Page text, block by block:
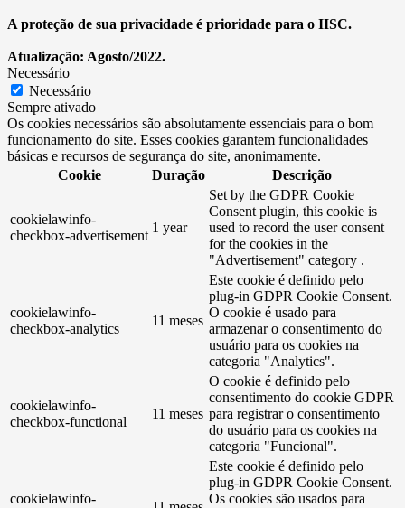
A proteção de sua privacidade é prioridade para o IISC.
Atualização: Agosto/2022.
Necessário
Necessário
Sempre ativado
Os cookies necessários são absolutamente essenciais para o bom
funcionamento do site. Esses cookies garantem funcionalidades
básicas e recursos de segurança do site, anonimamente.
Cookie
Duração Descrição
cookielawinfo-
checkbox-advertisement
1 year
Set by the GDPR Cookie
Consent plugin, this cookie is
used to record the user consent
for the cookies in the
"Advertisement" category .
cookielawinfo-
checkbox-analytics
11 meses
Este cookie é definido pelo
plug-in GDPR Cookie Consent.
O cookie é usado para
armazenar o consentimento do
usuário para os cookies na
categoria "Analytics".
cookielawinfo-
checkbox-functional
11 meses
O cookie é definido pelo
consentimento do cookie GDPR
para registrar o consentimento
do usuário para os cookies na
categoria "Funcional".
cookielawinfo-
Este cookie é definido pelo
plug-in GDPR Cookie Consent.
Os cookies são usados ​​para